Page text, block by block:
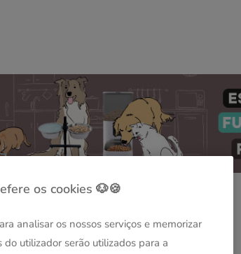
os cookies 🐶🍪
analisar os nossos serviços e memorizar
do utilizador serão utilizados para a